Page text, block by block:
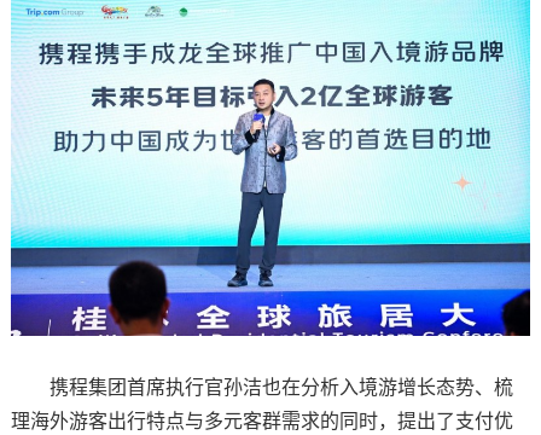
携程集团首席执行官孙洁也在分析入境游增长态势、梳
理海外游客出行特点与多元客群需求的同时，提出了支付优